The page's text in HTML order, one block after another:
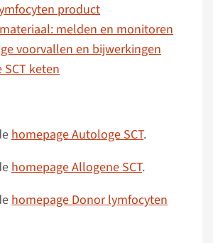
product
melden en monitoren
voorvallen en bijwerkingen
keten
homepage Autologe SCT.
homepage Allogene SCT.
homepage Donor lymfocyten